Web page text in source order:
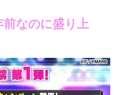
前なのに盛り上